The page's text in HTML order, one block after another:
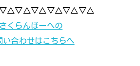
さくらんぼーへの
い合わせはこちらへ